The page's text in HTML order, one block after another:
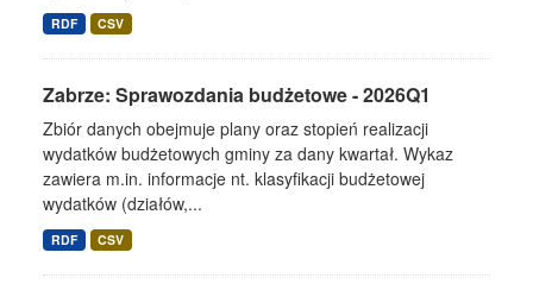
RDF CSV
Zabrze: Sprawozdania budżetowe - 2026Q1
Zbiór danych obejmuje plany oraz stopień realizacji
wydatków budżetowych gminy za dany kwartał. Wykaz
zawiera m.in. informacje nt. klasyfikacji budżetowej
wydatków (działów,...
RDF CSV